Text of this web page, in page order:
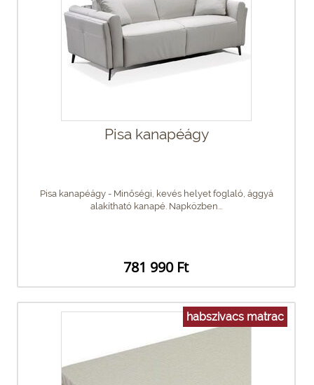
Pisa kanapéágy
Pisa kanapéágy - Minőségi, kevés helyet foglaló, ággyá
alakítható kanapé. Napközben...
781 990 Ft
habszivacs matrac